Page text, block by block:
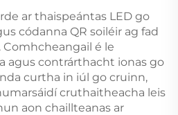
ar thaispeántas LED go
códanna QR soiléir ag fad
é le
agus contrárthacht ionas go
curtha in iúl go cruinn,
cruthaitheacha leis
aon chaillteanas ar